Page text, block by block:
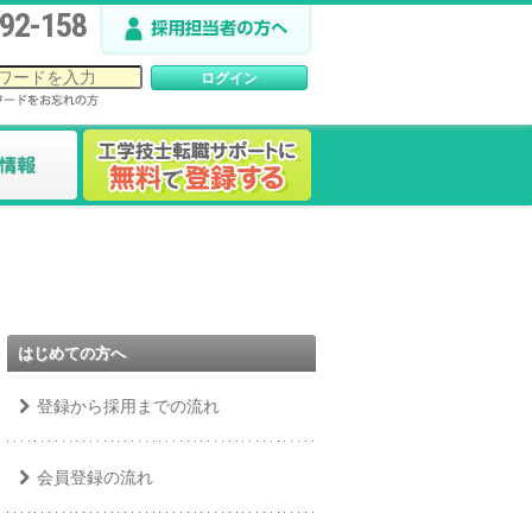
158
はじめての方へ
登録から採用までの流れ
会員登録の流れ